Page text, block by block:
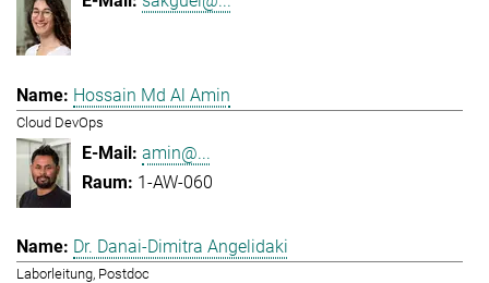
Hossain Md Al Amin
Cloud DevOps
amin@...
1-AW-060
Dr. Danai-Dimitra Angelidaki
Laborleitung, Postdoc